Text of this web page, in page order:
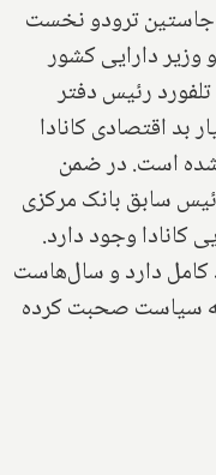
جاستین ترودو نخست
وزیر دارایی کشور
رئیس دفتر
بد اقتصادی کانادا
است. در ضمن
سابق بانک مرکزی
کانادا وجود دارد.
کامل دارد و سال‌هاست
به سیاست صحبت کرده